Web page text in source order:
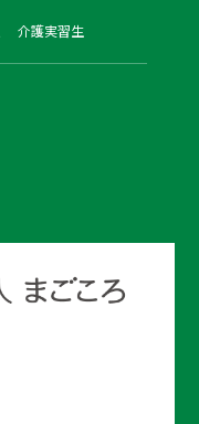
介護実習生